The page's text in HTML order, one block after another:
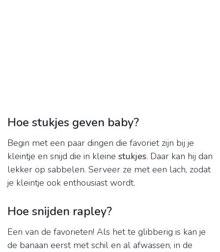
Hoe stukjes geven baby?
Begin met een paar dingen die favoriet zijn bij je
kleintje en snijd die in kleine stukjes. Daar kan hij dan
lekker op sabbelen. Serveer ze met een lach, zodat
je kleintje ook enthousiast wordt.
Hoe snijden rapley?
Een van de favorieten! Als het te glibberig is kan je
de banaan eerst met schil en al afwassen, in de